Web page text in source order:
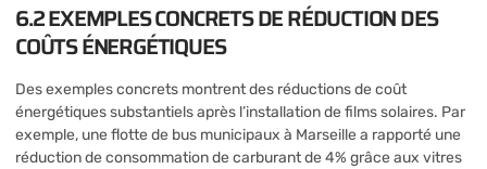
6.2 EXEMPLES CONCRETS DE RÉDUCTION DES
COÛTS ÉNERGÉTIQUES
Des exemples concrets montrent des réductions de coût
énergétiques substantiels après l’installation de films solaires. Par
exemple, une flotte de bus municipaux à Marseille a rapporté une
réduction de consommation de carburant de 4% grâce aux vitres